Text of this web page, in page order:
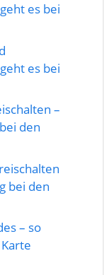
es bei
es bei
–
den
bei den
– so